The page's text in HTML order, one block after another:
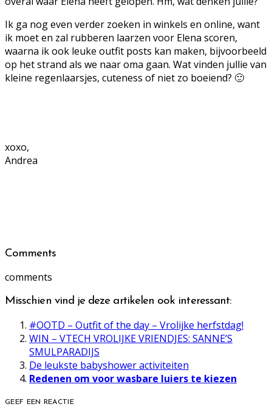
Ik ga nog even verder zoeken in winkels en online, want
ik moet en zal rubberen laarzen voor Elena scoren,
waarna ik ook leuke outfit posts kan maken, bijvoorbeeld
op het strand als we naar oma gaan. Wat vinden jullie van
kleine regenlaarsjes, cuteness of niet zo boeiend? 🙂
xoxo,
Andrea
Comments
comments
Misschien vind je deze artikelen ook interessant:
#OOTD – Outfit of the day – Vrolijke herfstdag!
WIN – VTECH VROLIJKE VRIENDJES: SANNE’S
SMULPARADIJS
De leukste babyshower activiteiten
Redenen om voor wasbare luiers te kiezen
GEEF EEN REACTIE